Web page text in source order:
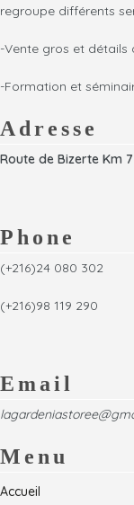
regroupe différents
-Vente gros et détails
-Formation et
Adresse
Route de Bizerte Km
Phone
(+216)24 080 302
(+216)98 119 290
Email
Menu
Accueil